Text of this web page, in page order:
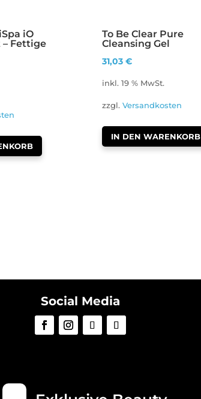
iO
– Fettige
To Be Clear Pure
Cleansing Gel
31,03€
inkl. 19 % MwSt.
zzgl.Versandkosten
IN DEN WARENKORB
Social Media